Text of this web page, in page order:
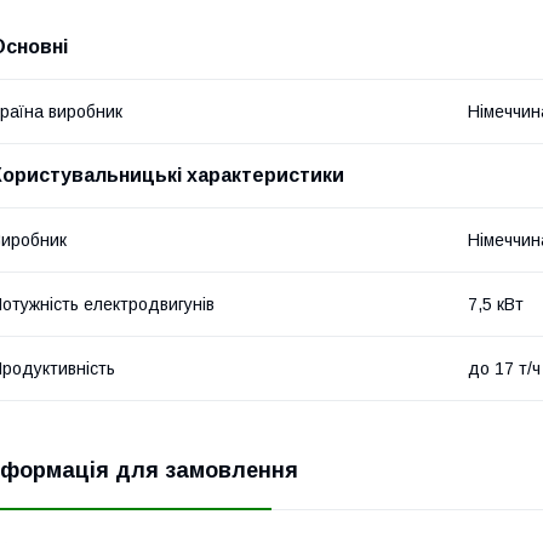
виробник
характеристики
електродвигунів 7,5 кВт
до 17 т/ч
для замовлення